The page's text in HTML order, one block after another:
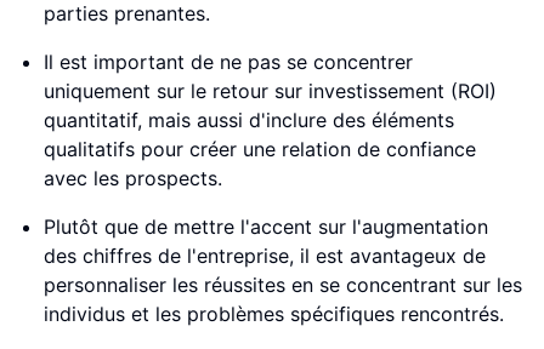
parties prenantes.
Il est important de ne pas se concentrer
uniquement sur le retour sur investissement (ROI)
quantitatif, mais aussi d'inclure des éléments
qualitatifs pour créer une relation de confiance
avec les prospects.
Plutôt que de mettre l'accent sur l'augmentation
des chiffres de l'entreprise, il est avantageux de
personnaliser les réussites en se concentrant sur les
individus et les problèmes spécifiques rencontrés.